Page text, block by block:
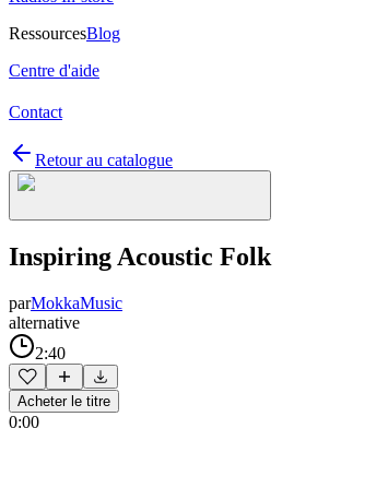
RessourcesBlog
Centre d'aide
Contact
Retour au catalogue
Inspiring Acoustic Folk
parMokkaMusic
alternative
2:40
Acheter le titre
0:00